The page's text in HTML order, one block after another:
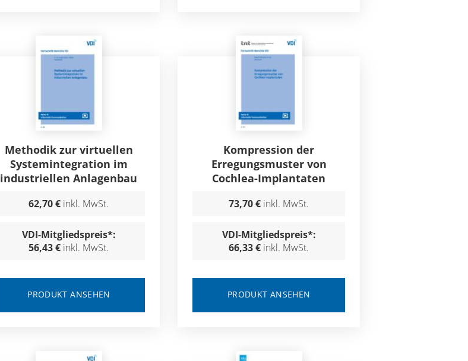
Methodik zur virtuellen
Systemintegration im
industriellen Anlagenbau
62,70 € inkl. MwSt.
VDI-Mitgliedspreis*:
56,43 € inkl. MwSt.
PRODUKT ANSEHEN
Kompression der
Erregungsmuster von
Cochlea-Implantaten
73,70 € inkl. MwSt.
VDI-Mitgliedspreis*:
66,33 € inkl. MwSt.
PRODUKT ANSEHEN